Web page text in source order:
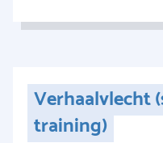
Verhaalvlecht
training)